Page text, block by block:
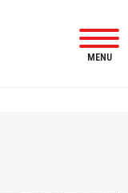
MENU